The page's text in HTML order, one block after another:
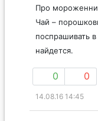
Про
Чай –
поспрашивать
найдется.
0 0
14.08.16 14:45